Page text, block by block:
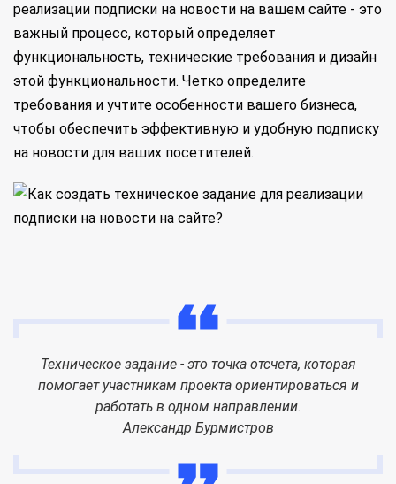
реализации подписки на новости на вашем сайте - это
важный процесс, который определяет
функциональность, технические требования и дизайн
этой функциональности. Четко определите
требования и учтите особенности вашего бизнеса,
чтобы обеспечить эффективную и удобную подписку
на новости для ваших посетителей.
Техническое задание - это точка отсчета, которая
помогает участникам проекта ориентироваться и
работать в одном направлении.
Александр Бурмистров